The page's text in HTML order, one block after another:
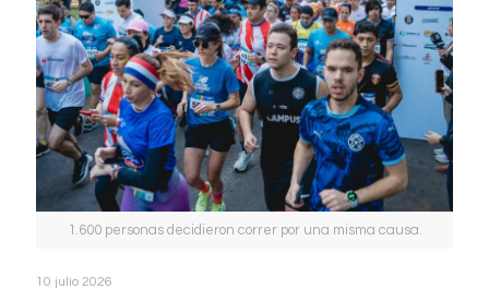
1.600 personas decidieron correr por una misma causa.
10 julio 2026